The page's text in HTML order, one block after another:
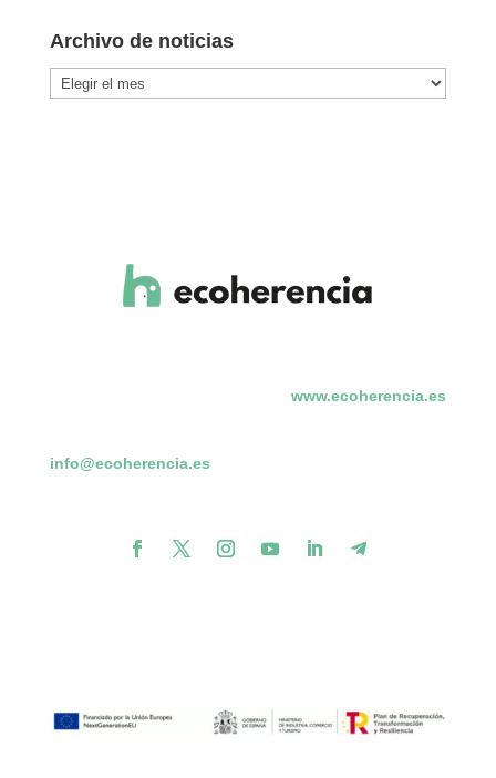
Archivo de noticias
Archivo
de
www.ecoherencia.es
info@ecoherencia.es